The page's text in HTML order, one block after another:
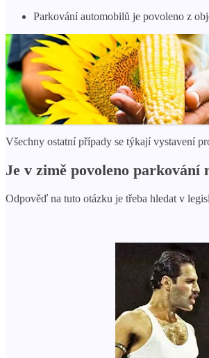
Parkování automobilů je povoleno z
Všechny ostatní případy se týkají vystavení
Je v zimě povoleno parkování
Odpověď na tuto otázku je třeba hledat v